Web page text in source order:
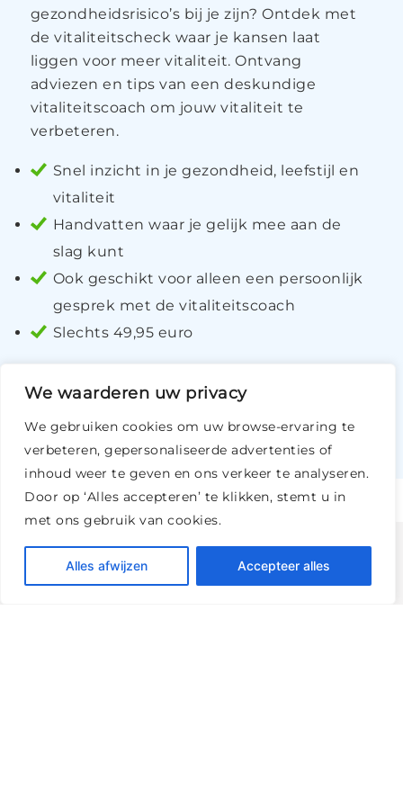
We waarderen uw privacy
We gebruiken cookies om uw browse-ervaring te
verbeteren, gepersonaliseerde advertenties of
inhoud weer te geven en ons verkeer te analyseren.
Door op ‘Alles accepteren’ te klikken, stemt u in
met ons gebruik van cookies.
Alles afwijzen Accepteer alles
gezondheidsrisico’s bij je zijn? Ontdek met
de vitaliteitscheck waar je kansen laat
liggen voor meer vitaliteit. Ontvang
adviezen en tips van een deskundige
vitaliteitscoach om jouw vitaliteit te
verbeteren.
Snel inzicht in je gezondheid, leefstijl en
vitaliteit
Handvatten waar je gelijk mee aan de
slag kunt
Ook geschikt voor alleen een persoonlijk
gesprek met de vitaliteitscoach
Slechts 49,95 euro
LEES MEER
Bekijk ook eens